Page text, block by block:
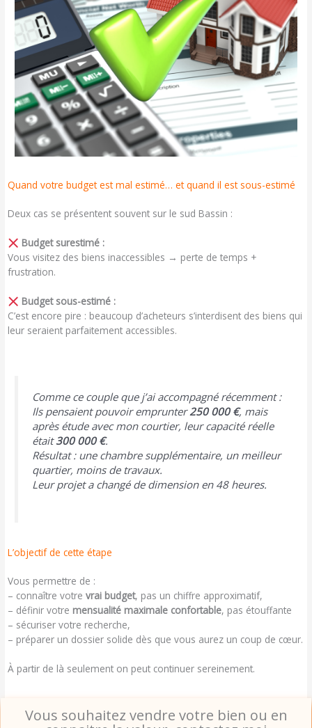
Quand votre budget est mal estimé… et quand il est sous-estimé
Deux cas se présentent souvent sur le sud Bassin :
Budget surestimé :
Vous visitez des biens inaccessibles → perte de temps +
frustration.
Budget sous-estimé :
C’est encore pire : beaucoup d’acheteurs s’interdisent des biens qui
leur seraient parfaitement accessibles.
Comme ce couple que j’ai accompagné récemment :
Ils pensaient pouvoir emprunter250 000 €, mais
après étude avec mon courtier, leur capacité réelle
était300 000 €.
Résultat : une chambre supplémentaire, un meilleur
quartier, moins de travaux.
Leur projet a changé de dimension en 48 heures.
L’objectif de cette étape
Vous permettre de :
– connaître votrevrai budget, pas un chiffre approximatif,
– définir votre mensualité maximale confortable, pas étouffante
– sécuriser votre recherche,
– préparer un dossier solide dès que vous aurez un coup de cœur.
À partir de là seulement on peut continuer sereinement.
Vous souhaitez vendre votre bien ou en